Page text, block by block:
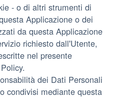
- o di altri strumenti di
Applicazione o dei
da questa Applicazione
richiesto dall'Utente,
nel presente
dei Dati Personali
condivisi mediante questa